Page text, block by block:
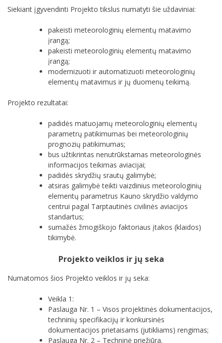
Siekiant įgyvendinti Projekto tikslus numatyti šie uždaviniai:
pakeisti meteorologinių elementų matavimo
įrangą;
pakeisti meteorologinių elementų matavimo
įrangą;
modernizuoti ir automatizuoti meteorologinių
elementų matavimus ir jų duomenų teikimą.
Projekto rezultatai:
padidės matuojamų meteorologinių elementų
parametrų patikimumas bei meteorologinių
prognozių patikimumas;
bus užtikrintas nenutrūkstamas meteorologinės
informacijos teikimas aviacijai;
padidės skrydžių srautų galimybė;
atsiras galimybė teikti vaizdinius meteorologinių
elementų parametrus Kauno skrydžio valdymo
centrui pagal Tarptautinės civilinės aviacijos
standartus;
sumažės žmogiškojo faktoriaus įtakos (klaidos)
tikimybė.
Projekto veiklos ir jų seka
Numatomos šios Projekto veiklos ir jų seka:
Veikla 1:
Paslauga Nr. 1 – Visos projektinės dokumentacijos,
techninių specifikacijų ir konkursinės
dokumentacijos prietaisams (jutikliams) rengimas;
Paslauga Nr. 2 – Techninė priežiūra.